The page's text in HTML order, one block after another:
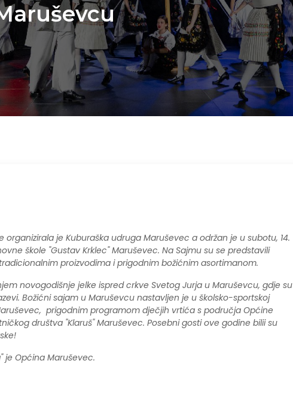
je Kuburaška udruga Maruševec a održan je u subotu, 14.
škole "Gustav Krklec" Maruševec. Na Sajmu su se predstavili
proizvodima i prigodnim božićnim asortimanom.
novogodišnje jelke ispred crkve Svetog Jurja u Maruševcu, gdje su
Božićni sajam u Maruševcu nastavljen je u školsko-sportskoj
prigodnim programom dječjih vrtića s područja Općine
društva "Klaruš" Maruševec. Posebni gosti ove godine bilii su
je Općina Maruševec.